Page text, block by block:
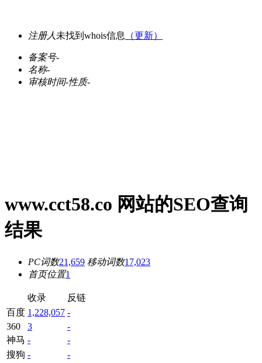
注册人 未找到whois信息 （更新）
备案号-
名称-
审核时间-性质-
www.cct58.co 网站的SEO查询
结果
PC词数21,659 移动词数17,023
首页位置1
收录
反链
百度 1,228,057 -
360
3
-
神马 -
-
搜狗 -
-